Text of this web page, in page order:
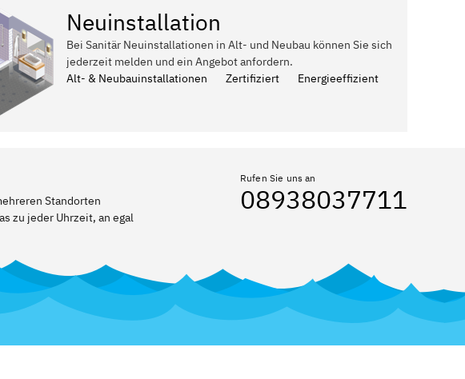
Neuinstallation
Bei Sanitär Neuinstallationen in Alt- und Neubau können Sie sich
jederzeit melden und ein Angebot anfordern.
Alt- & Neubauinstallationen
Zertifiziert Energieeffizient
Standorten
zu jeder Uhrzeit, an egal
Rufen Sie uns an
08938037711